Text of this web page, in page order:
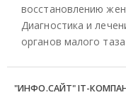
восстановлению
Диагностика и
органов малого таза
"ИНФО.САЙТ" IT-